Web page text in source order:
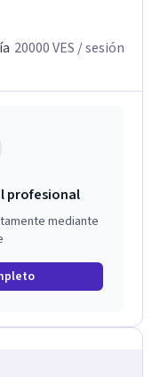
20000VES / sesión
profesional
mediante